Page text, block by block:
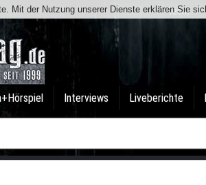
Team
Interviews Liveberichte
Mit der Nutzung unserer Dienste erklären Sie